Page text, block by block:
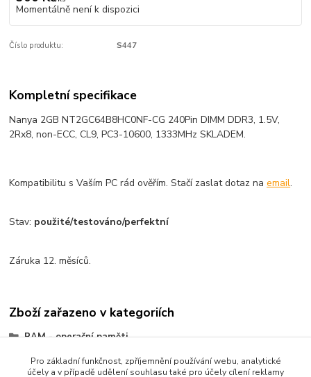
Momentálně není k dispozici
Číslo produktu: S447
Kompletní specifikace
Nanya 2GB NT2GC64B8HC0NF-CG 240Pin DIMM DDR3, 1.5V,
2Rx8, non-ECC, CL9, PC3-10600, 1333MHz SKLADEM.
Kompatibilitu s Vaším PC rád ověřím. Stačí zaslat dotaz naemail.
Stav: použité/testováno/perfektní
Záruka 12. měsíců.
Zboží zařazeno v kategoriích
RAM - operační paměti
Paměti do PC
Pro základní funkčnost, zpříjemnění používání webu, analytické
účely a v případě udělení souhlasu také pro účely cílení reklamy